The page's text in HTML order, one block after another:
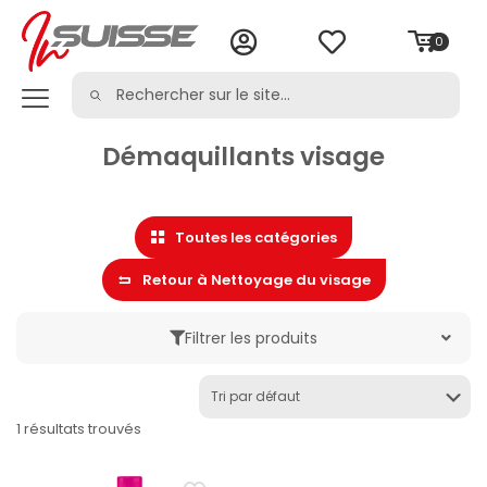
0
Démaquillants visage
Toutes les catégories
Retour à Nettoyage du visage
Filtrer les produits
1 résultats trouvés